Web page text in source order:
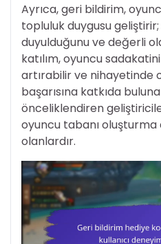
Ayrıca, geri bildirim,
topluluk duygusu
duyulduğunu ve değerli
katılım, oyuncu sadakatini
artırabilir ve nihayetinde
başarısına katkıda
önceliklendiren
oyuncu tabanı oluşturma
olanlardır.